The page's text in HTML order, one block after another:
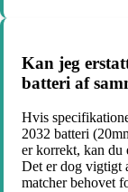
Kan jeg
batteri af
Hvis
2032 batteri
er korrekt, kan du
Det er dog vigtigt
matcher behovet